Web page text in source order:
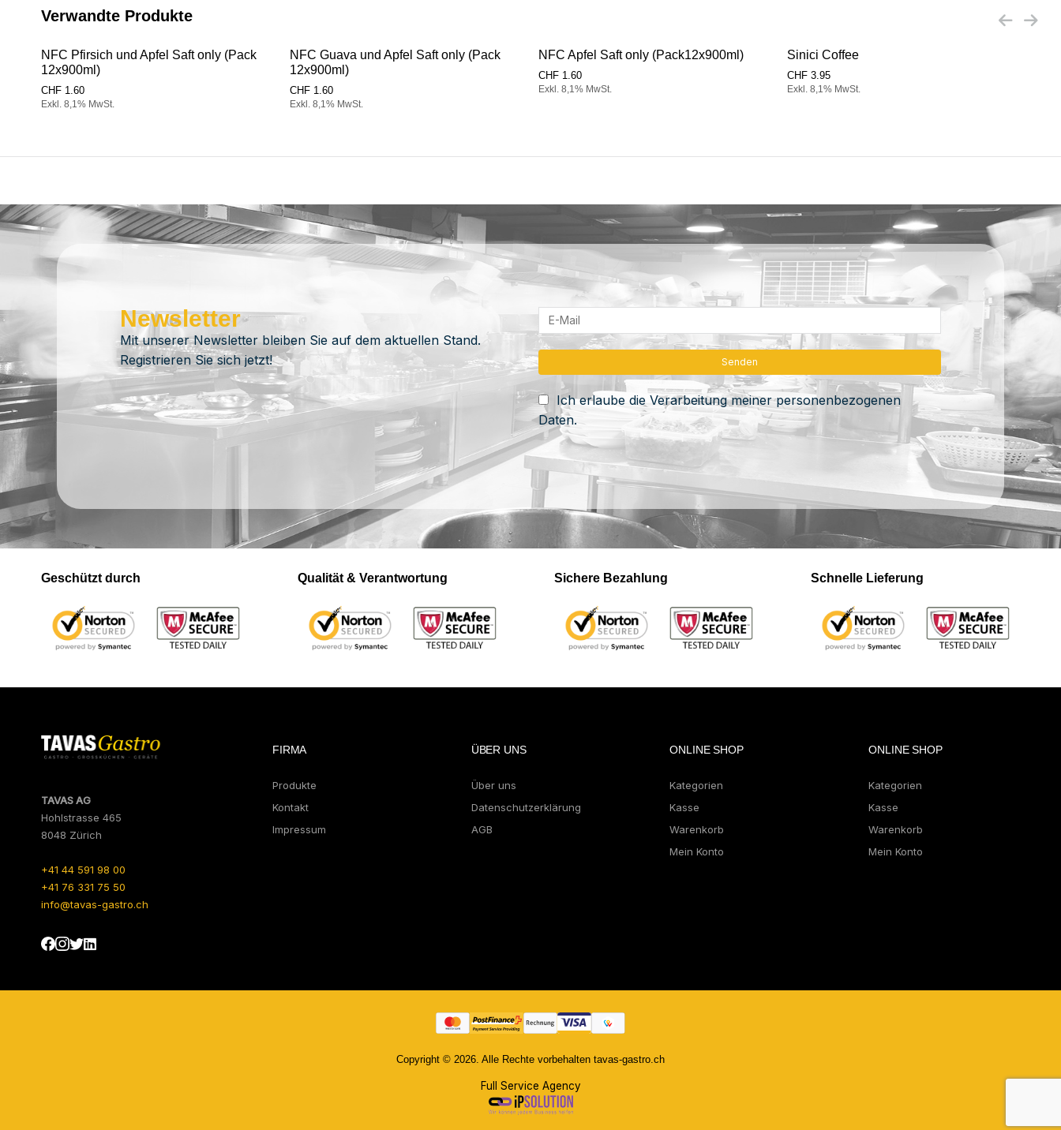
Verwandte Produkte
NFC Pfirsich und Apfel Saft only (Pack
12x900ml)
CHF 1.60
Exkl. 8,1% MwSt.
NFC Guava und Apfel Saft only (Pack
12x900ml)
CHF 1.60
Exkl. 8,1% MwSt.
NFC Apfel Saft only (Pack12x900ml)
CHF 1.60
Exkl. 8,1% MwSt.
Sinici Coffee
CHF 3.95
Exkl. 8,1% MwSt.
Newsletter
Mit unserer Newsletter bleiben Sie auf dem aktuellen Stand.
Registrieren Sie sich jetzt!
Ich erlaube die Verarbeitung meiner personenbezogenen
Daten.
Geschützt durch Qualität & Verantwortung Sichere Bezahlung Schnelle Lieferung
TAVAS AG
Hohlstrasse 465
8048 Zürich
+41 44 591 98 00
+41 76 331 75 50
info@tavas-gastro.ch
FIRMA
Produkte
Kontakt
Impressum
ÜBER UNS
Über uns
Datenschutzerklärung
AGB
ONLINE SHOP
Kategorien
Kasse
Warenkorb
Mein Konto
ONLINE SHOP
Kategorien
Kasse
Warenkorb
Mein Konto
Copyright © 2026. Alle Rechte vorbehalten tavas-gastro.ch
Full Service Agency